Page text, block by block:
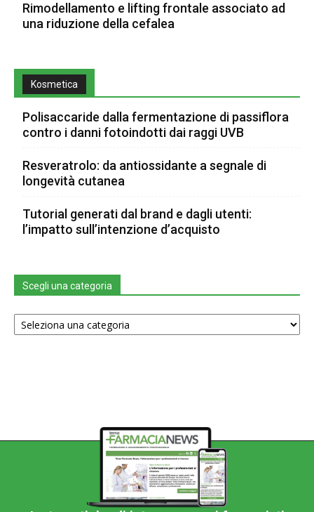
Rimodellamento e lifting frontale associato ad
una riduzione della cefalea
Kosmetica
Polisaccaride dalla fermentazione di passiflora
contro i danni fotoindotti dai raggi UVB
Resveratrolo: da antiossidante a segnale di
longevità cutanea
Tutorial generati dal brand e dagli utenti:
l’impatto sull’intenzione d’acquisto
Scegli una categoria
Scegli
una